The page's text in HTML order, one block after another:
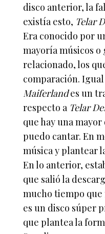
disco anterior, la
existía esto, Telar
Era conocido por
mayoría músicos o
relacionado, los
comparación.
Maiferlandes un
respecto a Telar
que hay una
puedo cantar. En
música y plantear
En lo anterior,
que salió la
mucho tiempo que
es un disco súper
que plantea la